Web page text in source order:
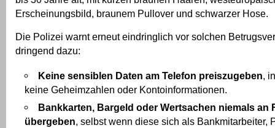
Erscheinungsbild, braunem Pullover und schwarzer Hose.
Die Polizei warnt erneut eindringlich vor solchen
dringend dazu:
Keine sensiblen Daten am Telefon preiszugeben,
keine Geheimzahlen oder Kontoinformationen.
Bankkarten, Bargeld oder Wertsachen niemals an
übergeben, selbst wenn diese sich als Bankmitarbeiter,